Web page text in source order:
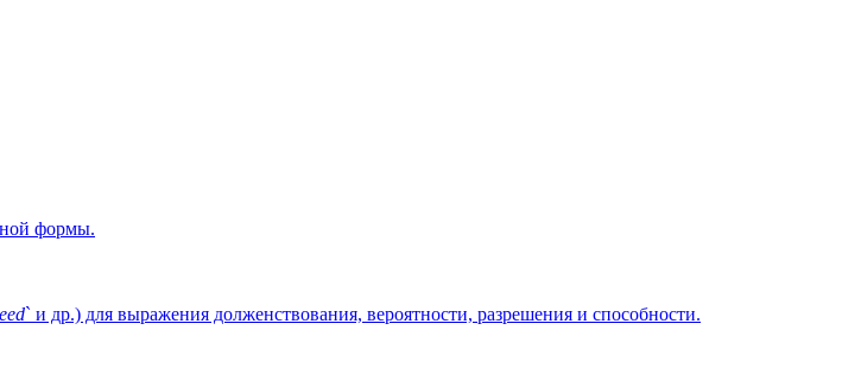
формы.
` и др.) для выражения долженствования, вероятности, разрешения и способности.